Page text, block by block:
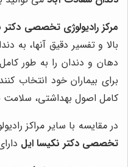
مرکز رادیولوژی تخصصی دکتر
بالا و تفسیر دقیق آنها، به
دهان و دندان را به طور
برای بیماران خود انتخاب
کامل اصول بهداشتی، سلامت
در مقایسه با سایر مراکز
تخصصی دکتر نکیسا ایل